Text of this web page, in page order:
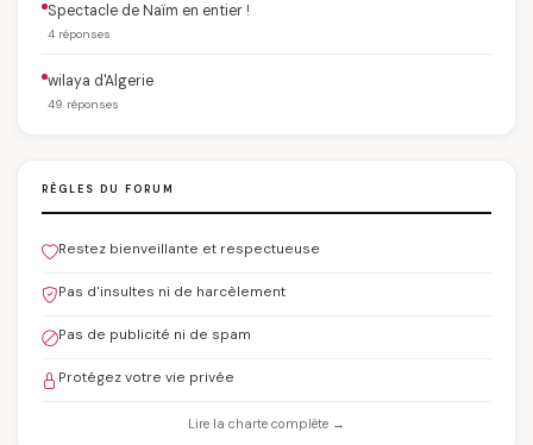
Spectacle de Naïm en entier !
4 réponses
wilaya d'Algerie
49 réponses
RÈGLES DU FORUM
Restez bienveillante et respectueuse
Pas d'insultes ni de harcèlement
Pas de publicité ni de spam
Protégez votre vie privée
Lire la charte complète →